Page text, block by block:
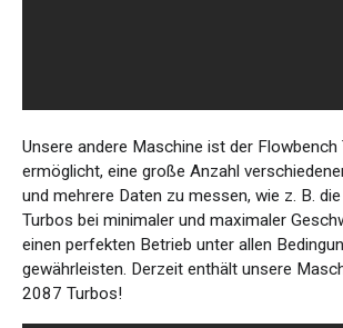
Unsere andere Maschine ist der Flowbench
ermöglicht, eine große Anzahl
und mehrere Daten zu messen, wie z. B.
Turbos bei minimaler und maximaler
einen perfekten Betrieb unter allen
gewährleisten. Derzeit enthält unsere
2087 Turbos!